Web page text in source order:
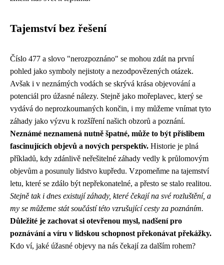
Tajemství bez řešení
Číslo 477 a slovo "nerozpoznáno" se mohou zdát na první
pohled jako symboly nejistoty a nezodpovězených otázek.
Avšak i v neznámých vodách se skrývá krása objevování a
potenciál pro úžasné nálezy. Stejně jako mořeplavec, který se
vydává do neprozkoumaných končin, i my můžeme vnímat tyto
záhady jako výzvu k rozšíření našich obzorů a poznání.
Neznámé neznamená nutně špatné, může to být příslibem
fascinujících objevů a nových perspektiv. Historie je plná
příkladů, kdy zdánlivě neřešitelné záhady vedly k průlomovým
objevům a posunuly lidstvo kupředu. Vzpomeňme na tajemství
letu, které se zdálo být nepřekonatelné, a přesto se stalo realitou.
Stejně tak i dnes existují záhady, které čekají na své rozluštění, a
my se můžeme stát součástí této vzrušující cesty za poznáním.
Důležité je zachovat si otevřenou mysl, nadšení pro
poznávání a víru v lidskou schopnost překonávat překážky.
Kdo ví, jaké úžasné objevy na nás čekají za dalším rohem?